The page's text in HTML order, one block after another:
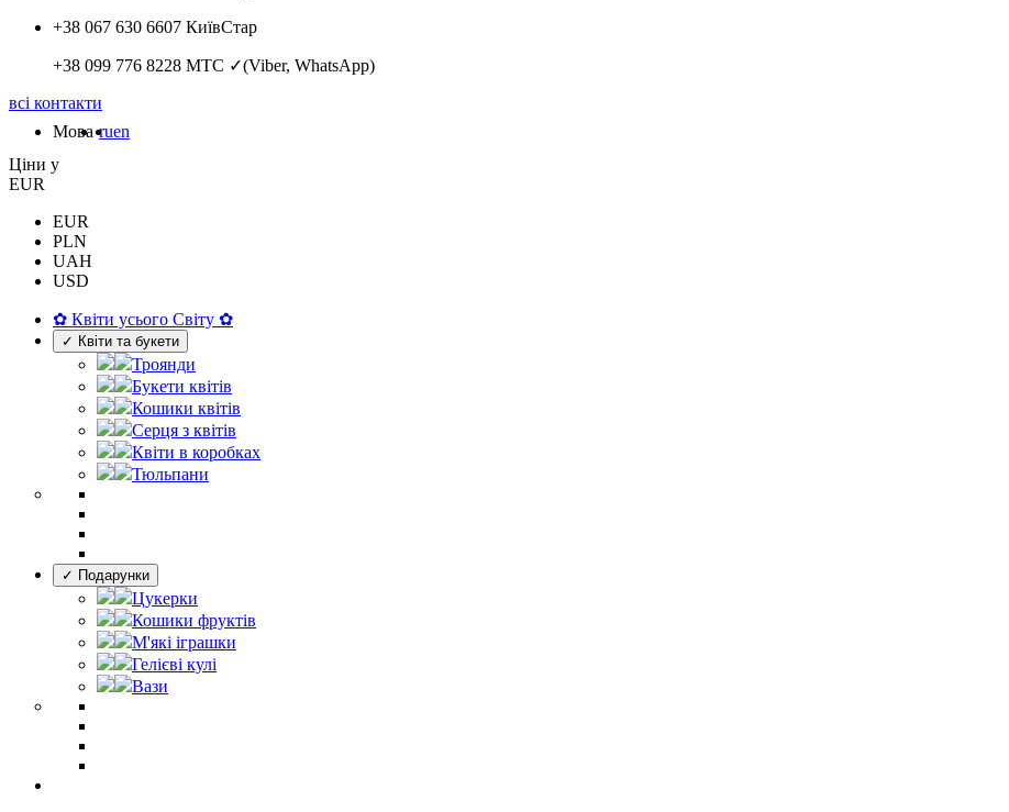
+38 067 630 6607 КиївСтар
+38 099 776 8228 МТС ✓(Viber, WhatsApp)
всі контакти
Мова ruen
Цiни у
EUR
EUR
PLN
UAH
USD
✿ Квіти усього Світу ✿
✓ Квіти та букети
Троянди
Букети квітів
Кошики квітів
Серця з квітів
Квіти в коробках
Тюльпани
✓ Подарунки
Цукерки
Кошики фруктів
М'які іграшки
Гелієві кулі
Вази